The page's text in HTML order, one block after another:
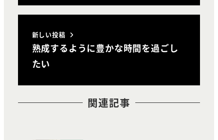
新しい投稿
熟成するように豊かな時間を過ごし
たい
関連記事